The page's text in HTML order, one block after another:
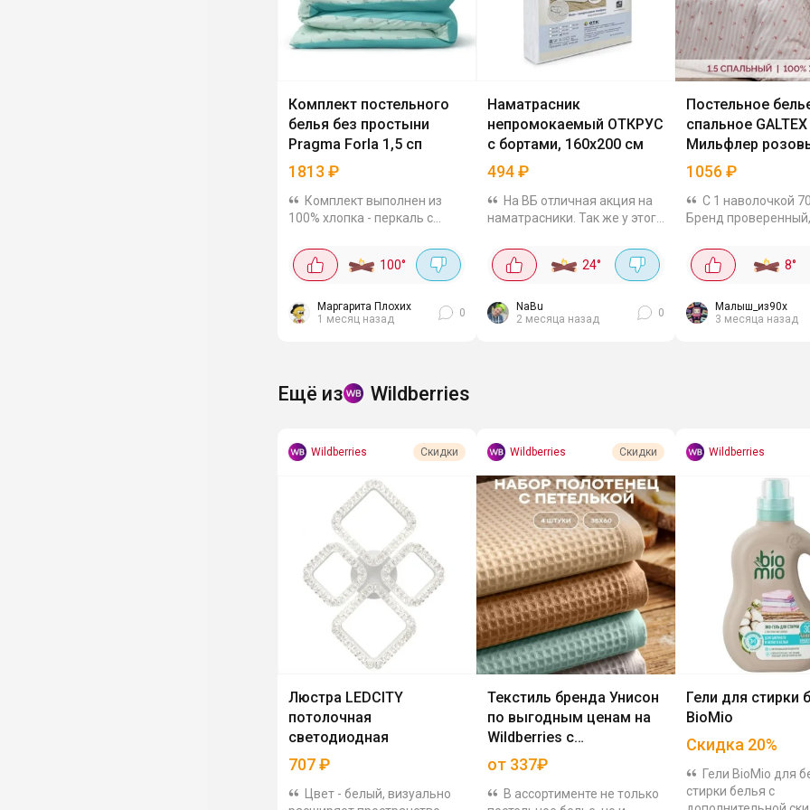
Комплект постельного
белья без простыни
Pragma Forla 1,5 сп
1813 ₽
Комплект выполнен из
100% хлопка - перкаль с
мягкая, но прочная и
устойчивая к деформации. В
молнии (145×215 см) и...
100°
Маргарита Плохих
1 месяц назад
0
Наматрасник
непромокаемый ОТКРУС
с бортами, 160х200 см
494₽
На ВБ отличная акция на
наматрасники. Так же у этого
отличные цены на простыни
на резинке.
24°
NaBu
2 месяца назад
0
Постельное
спальное GALTEX
Мильфлер
1056₽
С 1 наволочкой
Бренд проверенный,
Дешевле не
Много расцветок на
8°
Малыш_из90х
3 месяца назад
Ещё из Wildberries
Wildberries Скидки
Люстра LEDCITY
потолочная
светодиодная
707₽
Цвет - белый, визуально
Wildberries Скидки
Текстиль бренда Унисон
по выгодным ценам на
Wildberries с
дополнительной
от 337₽
В ассортименте не только
Wildberries
Гели для стирки
BioMio
Скидка 20%
Гели BioMio для
стирки белья с